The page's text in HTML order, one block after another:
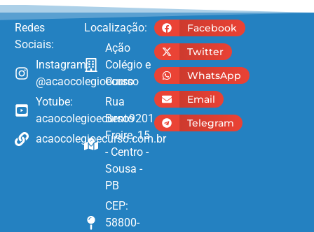
Redes
Sociais:
Instagram:
@acaocolegioecurso
Yotube:
acaocolegioecurso9201
acaocolegioecurso.com.br
Localização:
Ação
Colégio e
Curso
Rua
Bento
Freire, 15
- Centro -
Sousa -
PB
CEP:
58800-
Facebook
Twitter
WhatsApp
Email
Telegram